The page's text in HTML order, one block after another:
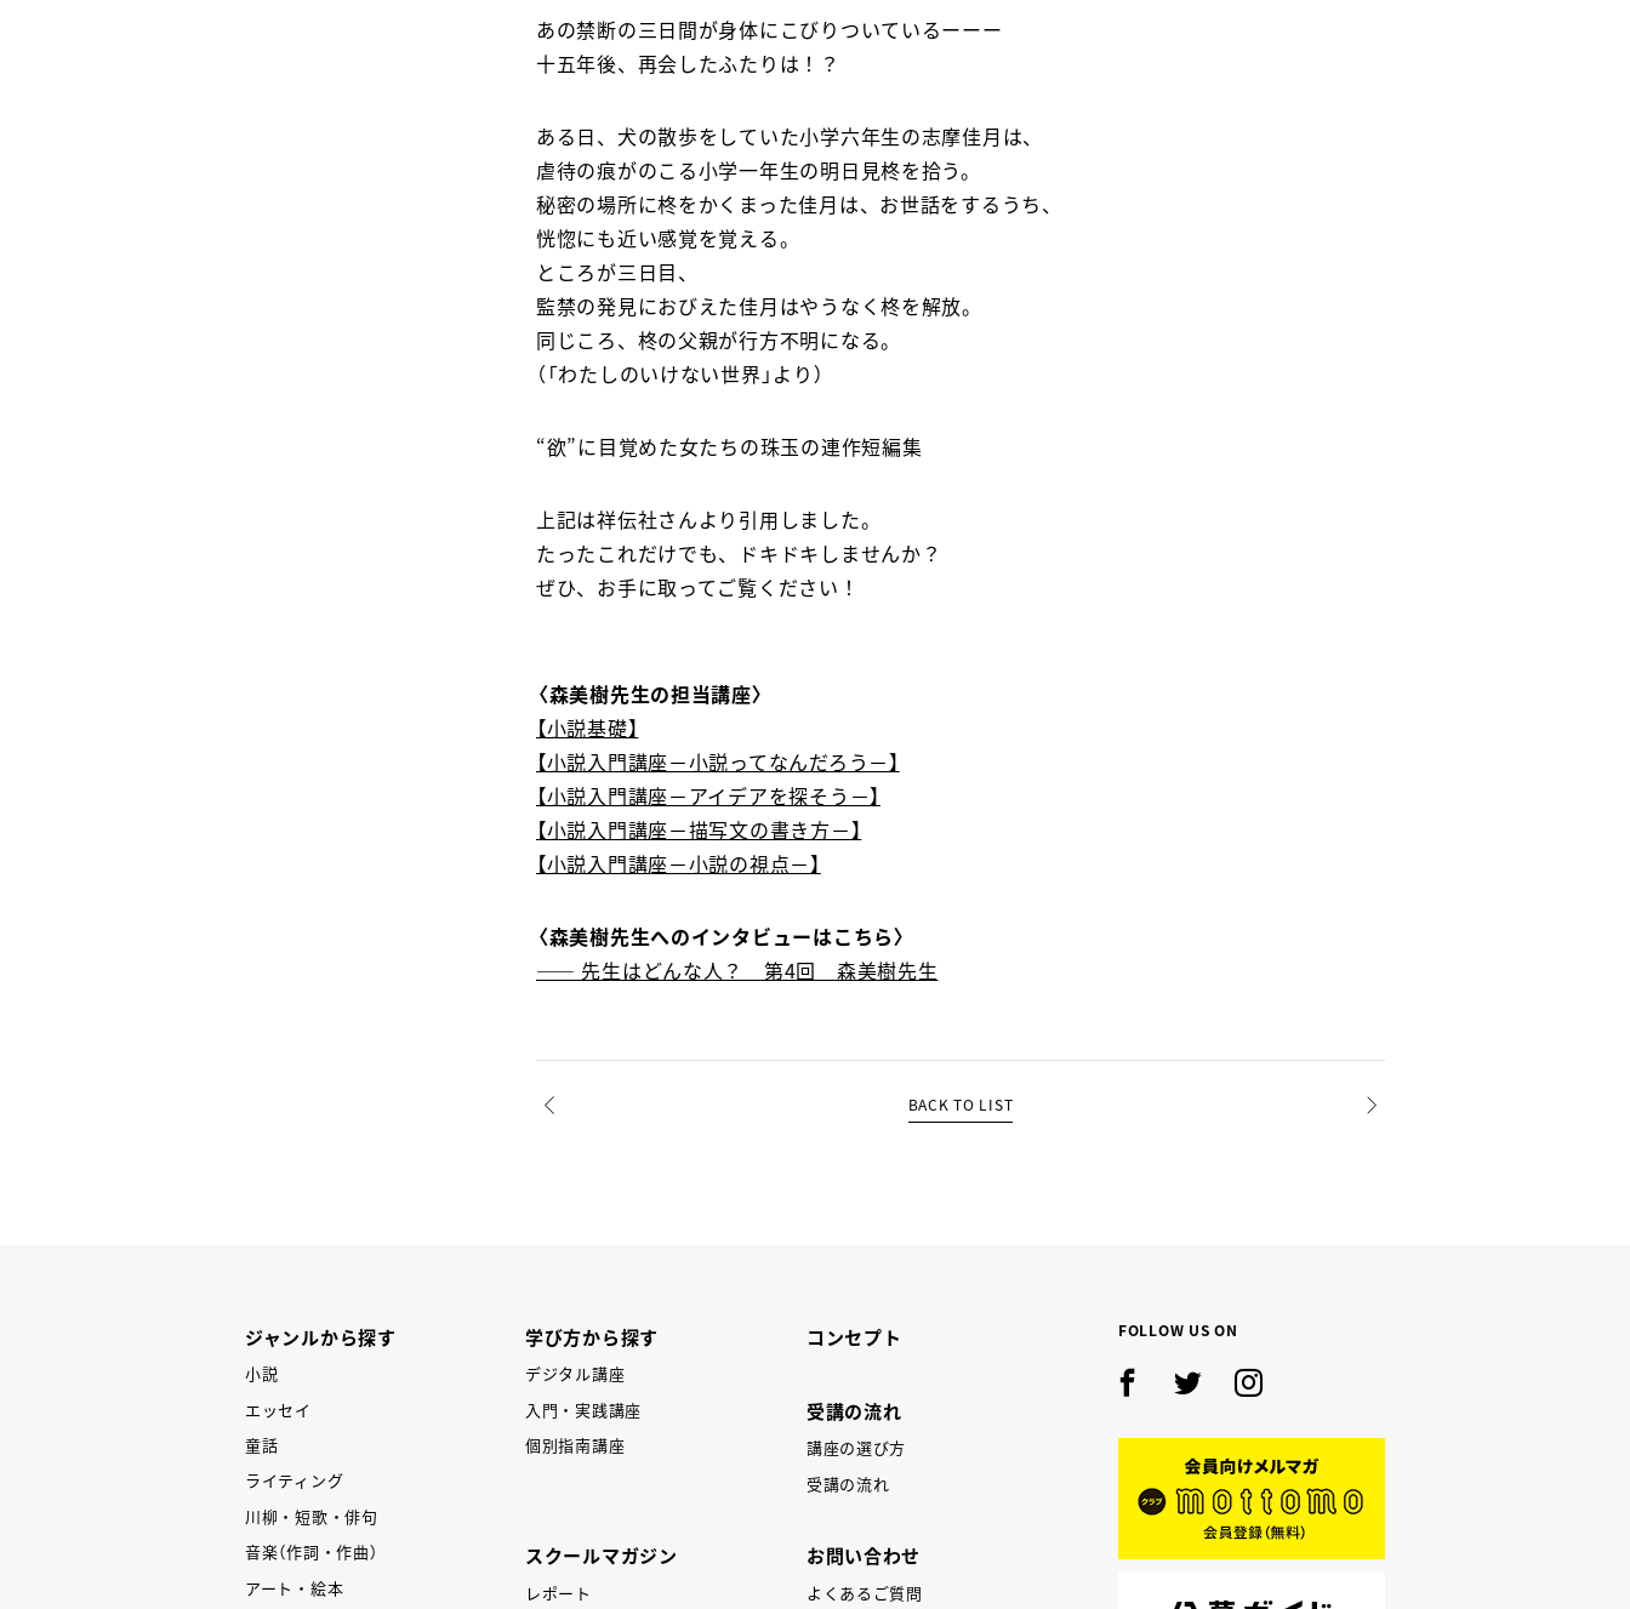
あの禁断の三日間が身体にこびりついているーーー
十五年後、再会したふたりは！？
ある日、犬の散歩をしていた小学六年生の志摩佳月は、
虐待の痕がのこる小学一年生の明日見柊を拾う。
秘密の場所に柊をかくまった佳月は、お世話をするうち、
恍惚にも近い感覚を覚える。
ところが三日目、
監禁の発見におびえた佳月はやうなく柊を解放。
同じころ、柊の父親が行方不明になる。
（「わたしのいけない世界」より）
“欲”に目覚めた女たちの珠玉の連作短編集
上記は祥伝社さんより引用しました。
たったこれだけでも、ドキドキしませんか？
ぜひ、お手に取ってご覧ください！
〈森美樹先生の担当講座〉
【小説基礎】
【小説入門講座－小説ってなんだろう－】
【小説入門講座－アイデアを探そう－】
【小説入門講座－描写文の書き方－】
【小説入門講座－小説の視点－】
〈森美樹先生へのインタビューはこちら〉
―― 先生はどんな人？ 第4回 森美樹先生
BACK TO LIST
ジャンルから探す
小説
エッセイ
童話
ライティング
川柳・短歌・俳句
音楽（作詞・作曲）
アート・絵本
学び方から探す
デジタル講座
入門・実践講座
個別指南講座
スクールマガジン
レポート
コンセプト
受講の流れ
講座の選び方
受講の流れ
お問い合わせ
よくあるご質問
FOLLOW US ON
Facebook
TwitterInstagram